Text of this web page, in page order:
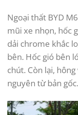
Ngoại thất BYD
mũi xe nhọn, hốc
dải chrome khắc
bên. Hốc gió bên
chút. Còn lại,
nguyên từ bản gốc.